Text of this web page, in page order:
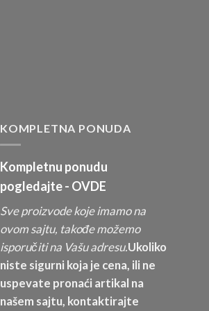
KOMPLETNA PONUDA
Kompletnu ponudu
pogledajte - OVDE
Sve proizvode koje imamo na
ovom sajtu, takođe možemo
isporučiti na Vašu adresu.Ukoliko
niste sigurni koja je cena, ili ne
uspevate pronaći artikal na
našem sajtu, kontaktirajte